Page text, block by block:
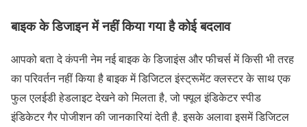
बाइक के डिजाइन में नहीं किया गया है कोई बदलाव
आपको बता दे कंपनी नेम नई बाइक के डिजाइंस और फीचर्स में किसी भी तरह
का परिवर्तन नहीं किया है बाइक में डिजिटल इंस्ट्रूमेंट क्लस्टर के साथ एक
फुल एलईडी हेडलाइट देखने को मिलता है, जो फ्यूल इंडिकेटर स्पीड
इंडिकेटर गैर पोजीशन की जानकारियां देती है. इसके अलावा इसमें डिजिटल